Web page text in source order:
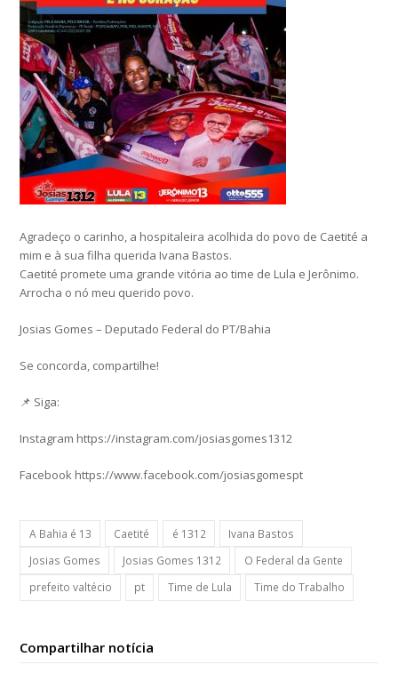
Agradeço o carinho, a hospitaleira acolhida do povo de Caetité a
mim e à sua filha querida Ivana Bastos.
Caetité promete uma grande vitória ao time de Lula e Jerônimo.
Arrocha o nó meu querido povo.
Josias Gomes – Deputado Federal do PT/Bahia
Se concorda, compartilhe!
📌 Siga:
Instagram https://instagram.com/josiasgomes1312
Facebook https://www.facebook.com/josiasgomespt
A Bahia é 13 Caetité é 1312
Ivana Bastos
Josias Gomes
Josias Gomes 1312
O Federal da Gente
prefeito valtécio
pt Time de Lula Time do Trabalho
Compartilhar notícia